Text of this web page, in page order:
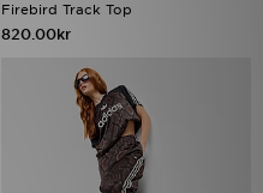
Firebird Track Top
820.00kr